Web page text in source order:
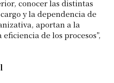
conocer las distintas
y la dependencia de
aportan a la
de los procesos”,